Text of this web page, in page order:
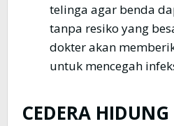
telinga agar benda
tanpa resiko yang
dokter akan
untuk mencegah
CEDERA HIDUNG